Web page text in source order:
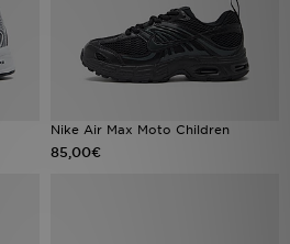
Nike Air Max Moto Children
85,00€